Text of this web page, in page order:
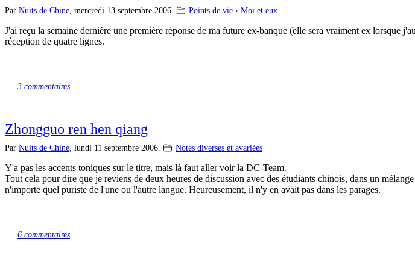
Par Nuits de Chine mercredi 13 septembre 2006. Points de vie › Moi et eux
J'ai reçu la semaine dernière une première réponse de ma future ex-banque (elle sera vraiment ex lorsque
réception de quatre lignes.
3 commentaires
Zhongguo ren hen qiang
Par Nuits de Chine lundi 11 septembre 2006. Notes diverses et avariées
Y'a pas les accents toniques sur le titre, mais là faut aller voir la DC-Team.
Tout cela pour dire que je reviens de deux heures de discussion avec des étudiants chinois, dans un
n'importe quel puriste de l'une ou l'autre langue. Heureusement, il n'y en avait pas dans les parages.
6 commentaires